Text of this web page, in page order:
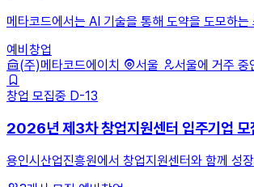
메타코드에서는 AI 기술을 통해 도약을 도모하
예비창업
(주)메타코드에이치
서울
서울에 거주 중
창업 모집중 D-13
2026년 제3차 창업지원센터 입주기업
용인시산업진흥원에서 창업지원센터와 함께 성